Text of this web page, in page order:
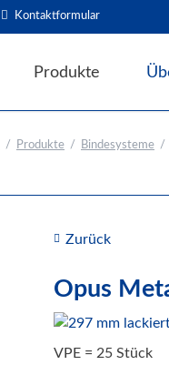
Kontaktformular
Produkte
Bindesysteme
Thermobindemappen
Deckfolien für
Plastikbinderücken
Drahtbinderücken
Produkte Bindesysteme
Zurück
Opus
VPE = 25 Stück